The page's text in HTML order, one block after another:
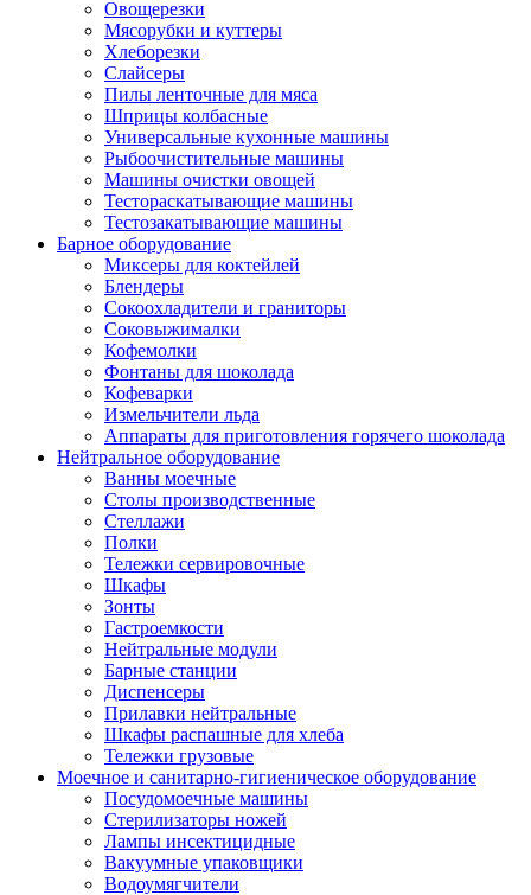
Овощерезки
Мясорубки и куттеры
Хлеборезки
Слайсеры
Пилы ленточные для мяса
Шприцы колбасные
Универсальные кухонные машины
Рыбоочистительные машины
Машины очистки овощей
Тестораскатывающие машины
Тестозакатывающие машины
Барное оборудование
Миксеры для коктейлей
Блендеры
Сокоохладители и граниторы
Соковыжималки
Кофемолки
Фонтаны для шоколада
Кофеварки
Измельчители льда
Аппараты для приготовления горячего шоколада
Нейтральное оборудование
Ванны моечные
Столы производственные
Стеллажи
Полки
Тележки сервировочные
Шкафы
Зонты
Гастроемкости
Нейтральные модули
Барные станции
Диспенсеры
Прилавки нейтральные
Шкафы распашные для хлеба
Тележки грузовые
Моечное и санитарно-гигиеническое оборудование
Посудомоечные машины
Стерилизаторы ножей
Лампы инсектицидные
Вакуумные упаковщики
Водоумягчители